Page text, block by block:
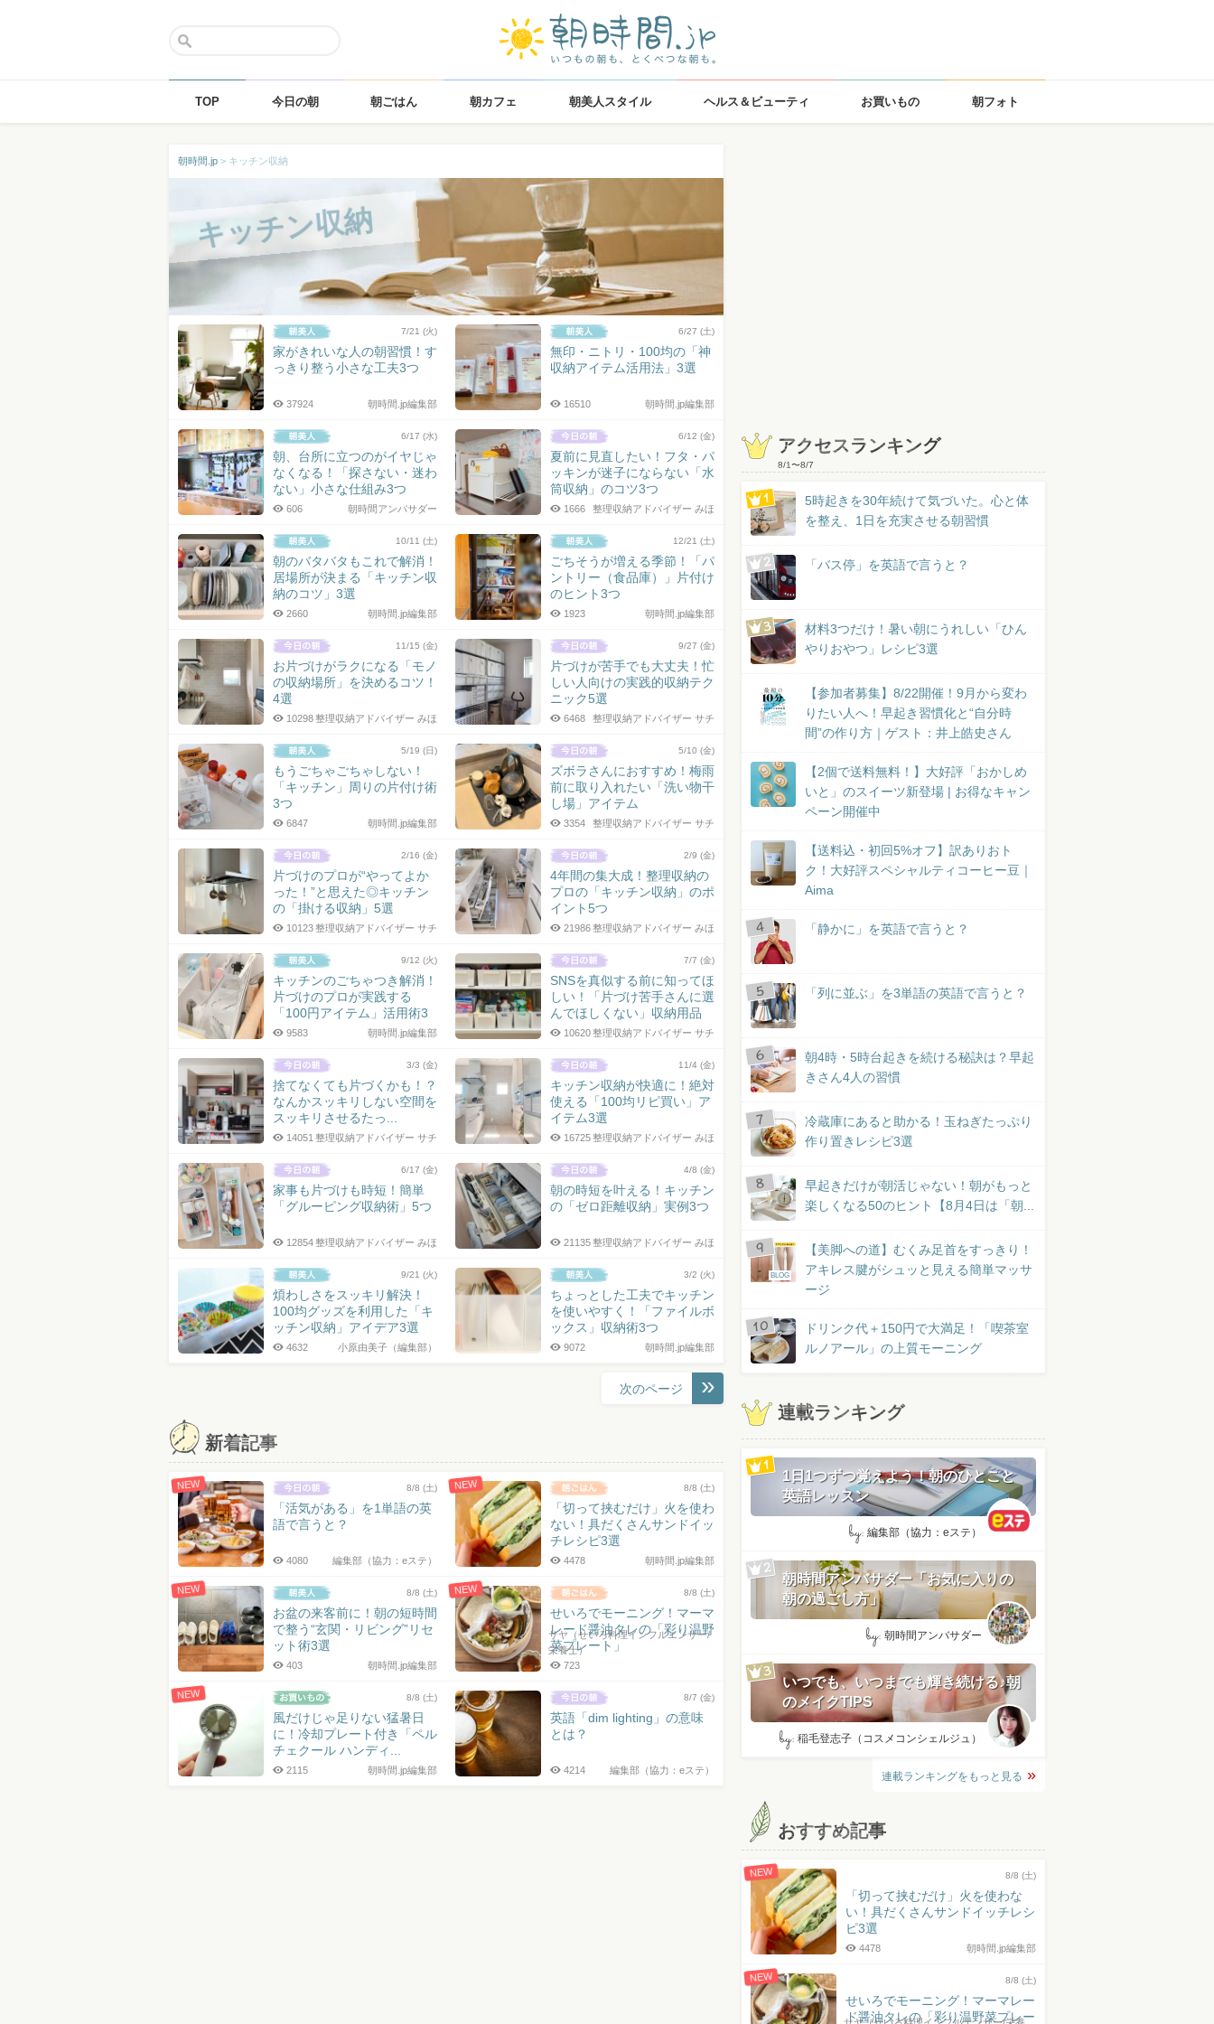
TOP 今日の朝 朝ごはん 朝カフェ 朝美人スタイル ヘルス＆ビューティ お買いもの 朝フォト
朝時間.jp > キッチン収納
キッチン収納
7/21 (火)
家がきれいな人の朝習慣！す
っきり整う小さな工夫3つ
朝時間.jp編集部
37924
6/27 (土)
無印・ニトリ・100均の「神
収納アイテム活用法」3選
朝時間.jp編集部
16510
6/17 (水)
朝、台所に立つのがイヤじゃ
なくなる！「探さない・迷わ
ない」小さな仕組み3つ
朝時間アンバサダー
606
6/12 (金)
夏前に見直したい！フタ・パ
ッキンが迷子にならない「水
筒収納」のコツ3つ
整理収納アドバイザー みほ
1666
10/11 (土)
朝のバタバタもこれで解消！
居場所が決まる「キッチン収
納のコツ」3選
朝時間.jp編集部
2660
12/21 (土)
ごちそうが増える季節！「パ
ントリー（食品庫）」片付け
のヒント3つ
朝時間.jp編集部
1923
11/15 (金)
お片づけがラクになる「モノ
の収納場所」を決めるコツ！
4選
整理収納アドバイザー みほ
10298
9/27 (金)
片づけが苦手でも大丈夫！忙
しい人向けの実践的収納テク
ニック5選
整理収納アドバイザー サチ
6468
5/19 (日)
もうごちゃごちゃしない！
「キッチン」周りの片付け術
3つ
朝時間.jp編集部
6847
5/10 (金)
ズボラさんにおすすめ！梅雨
前に取り入れたい「洗い物干
し場」アイテム
整理収納アドバイザー サチ
3354
2/16 (金)
片づけのプロが“やってよか
った！”と思えた◎キッチン
の「掛ける収納」5選
整理収納アドバイザー サチ
10123
2/9 (金)
4年間の集大成！整理収納の
プロの「キッチン収納」のポ
イント5つ
整理収納アドバイザー みほ
21986
9/12 (火)
キッチンのごちゃつき解消！
片づけのプロが実践する
「100円アイテム」活用術3
つ
朝時間.jp編集部
9583
7/7 (金)
SNSを真似する前に知ってほ
しい！「片づけ苦手さんに選
んでほしくない」収納用品
整理収納アドバイザー サチ
10620
3/3 (金)
捨てなくても片づくかも！？
なんかスッキリしない空間を
スッキリさせるたっ...
整理収納アドバイザー サチ
14051
11/4 (金)
キッチン収納が快適に！絶対
使える「100均リピ買い」ア
イテム3選
整理収納アドバイザー みほ
16725
6/17 (金)
家事も片づけも時短！簡単
「グルーピング収納術」5つ
整理収納アドバイザー みほ
12854
4/8 (金)
朝の時短を叶える！キッチン
の「ゼロ距離収納」実例3つ
整理収納アドバイザー みほ
21135
9/21 (火)
煩わしさをスッキリ解決！
100均グッズを利用した「キ
ッチン収納」アイデア3選
小原由美子（編集部）
4632
3/2 (火)
ちょっとした工夫でキッチン
を使いやすく！「ファイルボ
ックス」収納術3つ
朝時間.jp編集部
9072
ナ
ビ
ー
シ
ョ
ン
次のページ
新着記事
NEW 8/8 (土)
「活気がある」を1単語の英
語で言うと？
編集部（協力：eステ）
4080
NEW 8/8 (土)
「切って挟むだけ」火を使わ
ない！具だくさんサンドイッ
チレシピ3選
朝時間.jp編集部
4478
NEW 8/8 (土)
お盆の来客前に！朝の短時間
で整う“玄関・リビング”リセ
ット術3選
朝時間.jp編集部
403
NEW 8/8 (土)
せいろでモーニング！マーマ
レード醤油タレの「彩り温野
菜プレート」
サヤ（せいろ料理インフルエンサー/
栄養士）
723
NEW 8/8 (土)
風だけじゃ足りない猛暑日
に！冷却プレート付き「ペル
チェクール ハンディ...
朝時間.jp編集部
2115
8/7 (金)
英語「dim lighting」の意味
とは？
編集部（協力：eステ）
4214
アクセスランキング
8/1〜8/7
5時起きを30年続けて気づいた。心と体
を整え、1日を充実させる朝習慣
「バス停」を英語で言うと？
材料3つだけ！暑い朝にうれしい「ひん
やりおやつ」レシピ3選
【参加者募集】8/22開催！9月から変わ
りたい人へ！早起き習慣化と“自分時
間”の作り方｜ゲスト：井上皓史さん
【2個で送料無料！】大好評「おかしめ
いと」のスイーツ新登場 | お得なキャン
ペーン開催中
【送料込・初回5%オフ】訳ありおト
ク！大好評スペシャルティコーヒー豆｜
Aima
「静かに」を英語で言うと？
「列に並ぶ」を3単語の英語で言うと？
朝4時・5時台起きを続ける秘訣は？早起
きさん4人の習慣
冷蔵庫にあると助かる！玉ねぎたっぷり
作り置きレシピ3選
早起きだけが朝活じゃない！朝がもっと
楽しくなる50のヒント【8月4日は「朝...
BLOG
【美脚への道】むくみ足首をすっきり！
アキレス腱がシュッと見える簡単マッサ
ージ
ドリンク代＋150円で大満足！「喫茶室
ルノアール」の上質モーニング
連載ランキング
1日1つずつ覚えよう！朝のひとこと
英語レッスン
by: 編集部（協力：eステ）
朝時間アンバサダー「お気に入りの
朝の過ごし方」
by: 朝時間アンバサダー
いつでも、いつまでも輝き続ける♪朝
のメイクTIPS
by: 稲毛登志子（コスメコンシェルジュ）
連載ランキングをもっと見る
おすすめ記事
NEW 8/8 (土)
「切って挟むだけ」火を使わな
い！具だくさんサンドイッチレシ
ピ3選
朝時間.jp編集部
4478
NEW 8/8 (土)
せいろでモーニング！マーマレー
ド醤油タレの「彩り温野菜プレー